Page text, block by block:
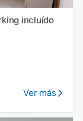
incluído
Ver más